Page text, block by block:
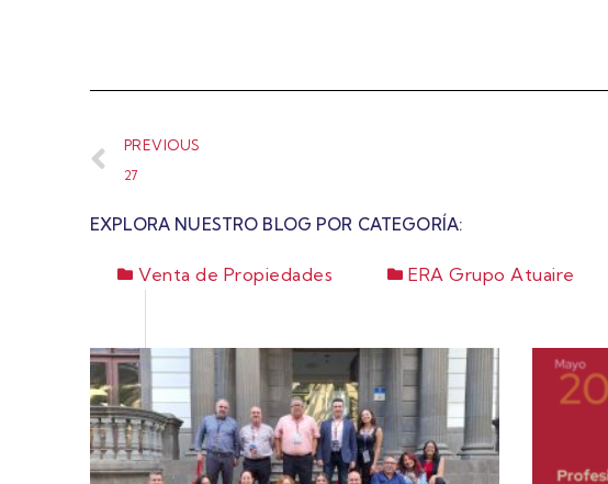
PREVIOUS
27
EXPLORA NUESTRO BLOG POR CATEGORÍA:
Venta de Propiedades ERA Grupo Atuaire